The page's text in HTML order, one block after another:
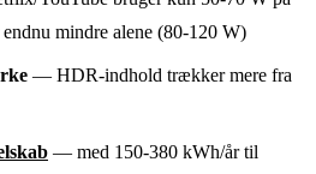
mindre alene (80-120 W)
— HDR-indhold trækker mere fra
— med 150-380 kWh/år til